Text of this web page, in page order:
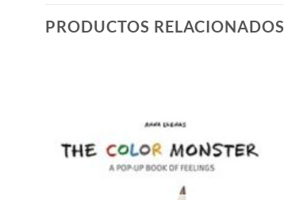
PRODUCTOS RELACIONADOS